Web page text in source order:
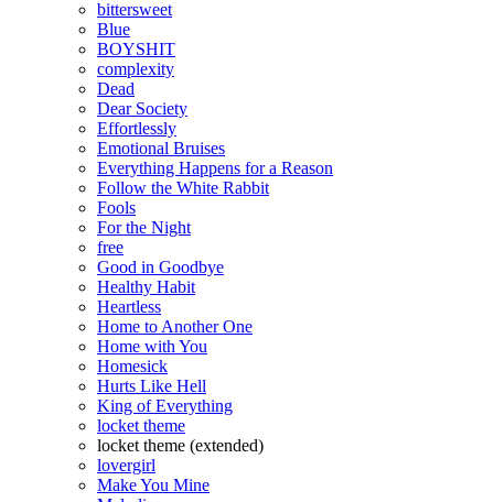
bittersweet
Blue
BOYSHIT
complexity
Dead
Dear Society
Effortlessly
Emotional Bruises
Everything Happens for a Reason
Follow the White Rabbit
Fools
For the Night
free
Good in Goodbye
Healthy Habit
Heartless
Home to Another One
Home with You
Homesick
Hurts Like Hell
King of Everything
locket theme
locket theme (extended)
lovergirl
Make You Mine